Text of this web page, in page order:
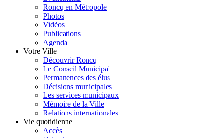
Roncq en Métropole
Photos
Vidéos
Publications
Agenda
Votre Ville
Découvrir Roncq
Le Conseil Municipal
Permanences des élus
Décisions municipales
Les services municipaux
Mémoire de la Ville
Relations internationales
Vie quotidienne
Accès